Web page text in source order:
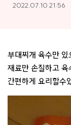
2022.07.10 21:56
부대찌개 육수만 있
재료만 손질하고
간편하게 요리할